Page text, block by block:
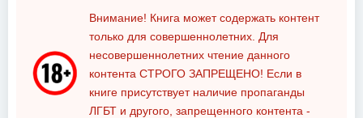
Внимание! Книга может содержать контент
только для совершеннолетних. Для
несовершеннолетних чтение данного
контента СТРОГО ЗАПРЕЩЕНО! Если в
книге присутствует наличие пропаганды
ЛГБТ и другого, запрещенного контента -